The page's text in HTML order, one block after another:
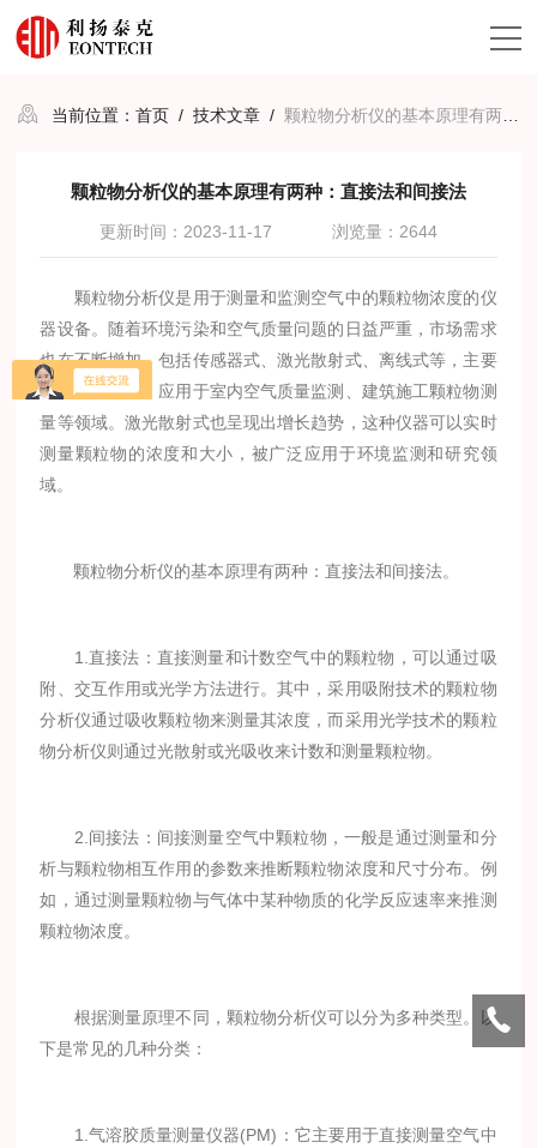
当前位置：首页 /技术文章 / 颗粒物分析仪的基本原理有两种：直接法和间接法
颗粒物分析仪的基本原理有两种：直接法和间接法
更新时间：2023-11-17 浏览量：2644
颗粒物分析仪是用于测量和监测空气中的颗粒物浓度的仪
器设备。随着环境污染和空气质量问题的日益严重，市场需求
也在不断增加。包括传感器式、激光散射式、离线式等，主要
由便携式组成，应用于室内空气质量监测、建筑施工颗粒物测
量等领域。激光散射式也呈现出增长趋势，这种仪器可以实时
测量颗粒物的浓度和大小，被广泛应用于环境监测和研究领
域。
颗粒物分析仪的基本原理有两种：直接法和间接法。
1.直接法：直接测量和计数空气中的颗粒物，可以通过吸
附、交互作用或光学方法进行。其中，采用吸附技术的颗粒物
分析仪通过吸收颗粒物来测量其浓度，而采用光学技术的颗粒
物分析仪则通过光散射或光吸收来计数和测量颗粒物。
2.间接法：间接测量空气中颗粒物，一般是通过测量和分
析与颗粒物相互作用的参数来推断颗粒物浓度和尺寸分布。例
如，通过测量颗粒物与气体中某种物质的化学反应速率来推测
颗粒物浓度。
根据测量原理不同，颗粒物分析仪可以分为多种类型。以
下是常见的几种分类：
1.气溶胶质量测量仪器(PM)：它主要用于直接测量空气中